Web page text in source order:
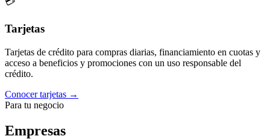
Tarjetas
Tarjetas de crédito para compras diarias, financiamiento en cuotas y
acceso a beneficios y promociones con un uso responsable del
crédito.
Conocer tarjetas →
Para tu negocio
Empresas